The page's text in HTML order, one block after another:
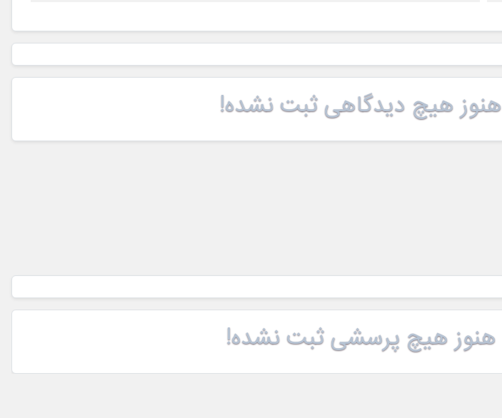
هنوز هیچ دیدگاهی ثبت نشده!
هنوز هیچ پرسشی ثبت نشده!